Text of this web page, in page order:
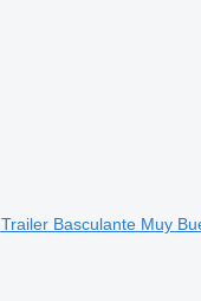
Trailer Basculante Muy